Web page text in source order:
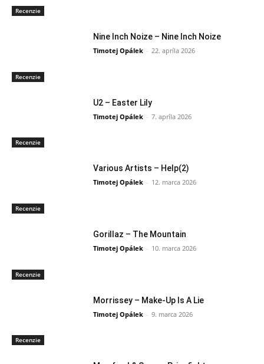
Recenzie
Recenzie
Nine Inch Noize – Nine Inch Noize
Timotej Opálek - 22. apríla 2026
Recenzie
U2 – Easter Lily
Timotej Opálek - 7. apríla 2026
Recenzie
Various Artists – Help(2)
Timotej Opálek - 12. marca 2026
Recenzie
Gorillaz – The Mountain
Timotej Opálek - 10. marca 2026
Recenzie
Morrissey – Make-Up Is A Lie
Timotej Opálek - 9. marca 2026